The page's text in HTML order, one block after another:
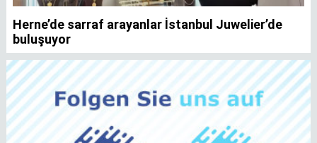
Herne’de sarraf arayanlar İstanbul Juwelier’de
buluşuyor